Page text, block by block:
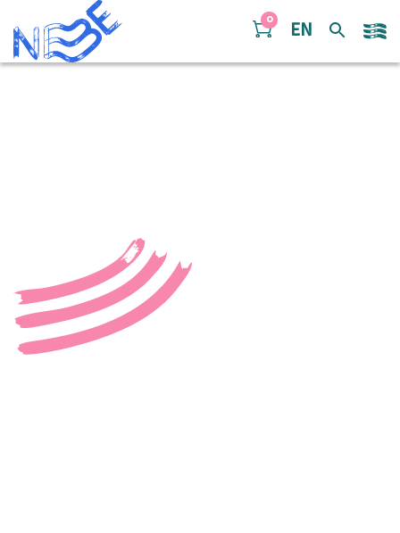
Doorgaan naar inhoud
0
EN